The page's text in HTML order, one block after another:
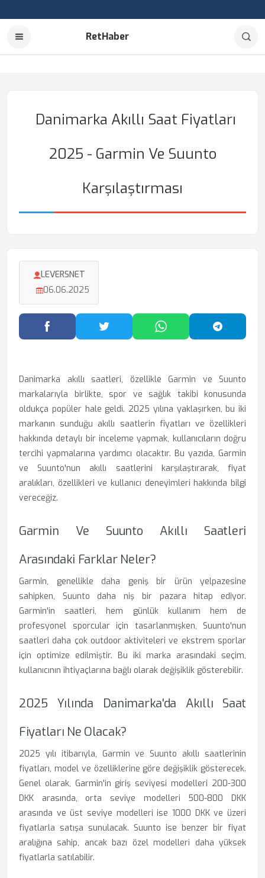
RetHaber
Danimarka Akıllı Saat Fiyatları
2025 - Garmin Ve Suunto
Karşılaştırması
LEVERSNET
06.06.2025
Facebook'ta PaylaşTwitter'da PaylaşWhatsApp'ta Paylaş
Danimarka akıllı saatleri, özellikle Garmin ve Suunto
markalarıyla birlikte, spor ve sağlık takibi konusunda
oldukça popüler hale geldi. 2025 yılına yaklaşırken, bu iki
markanın sunduğu akıllı saatlerin fiyatları ve özellikleri
hakkında detaylı bir inceleme yapmak, kullanıcıların doğru
tercihi yapmalarına yardımcı olacaktır. Bu yazıda, Garmin
ve Suunto'nun akıllı saatlerini karşılaştırarak, fiyat
aralıkları, özellikleri ve kullanıcı deneyimleri hakkında bilgi
vereceğiz.
Garmin Ve Suunto Akıllı Saatleri
Arasındaki Farklar Neler?
Garmin, genellikle daha geniş bir ürün yelpazesine
sahipken, Suunto daha niş bir pazara hitap ediyor.
Garmin'in saatleri, hem günlük kullanım hem de
profesyonel sporcular için tasarlanmışken, Suunto'nun
saatleri daha çok outdoor aktiviteleri ve ekstrem sporlar
için optimize edilmiştir. Bu iki marka arasındaki seçim,
kullanıcının ihtiyaçlarına bağlı olarak değişiklik gösterebilir.
2025 Yılında Danimarka'da Akıllı Saat
Fiyatları Ne Olacak?
2025 yılı itibarıyla, Garmin ve Suunto akıllı saatlerinin
fiyatları, model ve özelliklerine göre değişiklik gösterecek.
Genel olarak, Garmin'in giriş seviyesi modelleri 200-300
DKK arasında, orta seviye modelleri 500-800 DKK
arasında ve üst seviye modelleri ise 1000 DKK ve üzeri
fiyatlarla satışa sunulacak. Suunto ise benzer bir fiyat
aralığına sahip, ancak bazı özel modelleri daha yüksek
fiyatlarla satılabilir.